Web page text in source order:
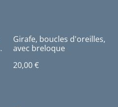
Girafe, boucles d'oreilles,
avec breloque
20,00 €